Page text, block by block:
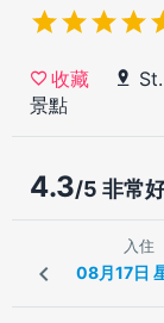
收藏
景點
4.3/5 非常
入住